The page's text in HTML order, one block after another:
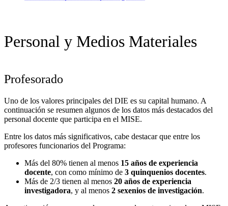
Personal y Medios Materiales
Profesorado
Uno de los valores principales del DIE es su capital humano. A
continuación se resumen algunos de los datos más destacados del
personal docente que participa en el MISE.
Entre los datos más significativos, cabe destacar que entre los
profesores funcionarios del Programa:
Más del 80% tienen al menos 15 años de experiencia
docente, con como mínimo de 3 quinquenios docentes.
Más de 2/3 tienen al menos 20 años de experiencia
investigadora, y al menos 2 sexenios de investigación.